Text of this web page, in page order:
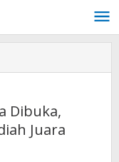
Dibuka,
Juara